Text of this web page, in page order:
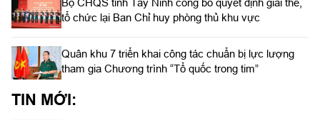
Bộ CHQS tỉnh Tây Ninh công bố quyết định giải thể,
tổ chức lại Ban Chỉ huy phòng thủ khu vực
Quân khu 7 triển khai công tác chuẩn bị lực lượng
tham gia Chương trình “Tổ quốc trong tim”
TIN MỚI: